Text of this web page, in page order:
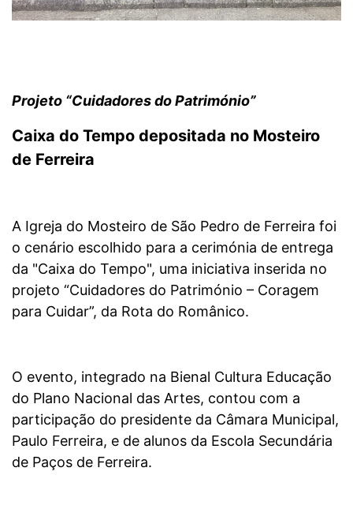
Projeto “Cuidadores do Património”
Caixa do Tempo depositada no Mosteiro
de Ferreira
A Igreja do Mosteiro de São Pedro de Ferreira foi
o cenário escolhido para a cerimónia de entrega
da "Caixa do Tempo", uma iniciativa inserida no
projeto “Cuidadores do Património – Coragem
para Cuidar”, da Rota do Românico.
O evento, integrado na Bienal Cultura Educação
do Plano Nacional das Artes, contou com a
participação do presidente da Câmara Municipal,
Paulo Ferreira, e de alunos da Escola Secundária
de Paços de Ferreira.